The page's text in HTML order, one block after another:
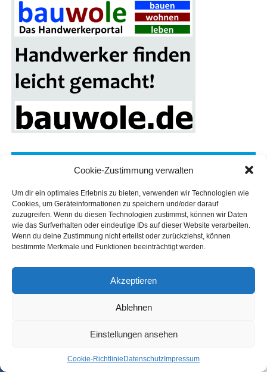
Cookie-Zustimmung verwalten
Um dir ein optimales Erlebnis zu bieten, verwenden wir Technologien wie
Cookies, um Geräteinformationen zu speichern und/oder darauf
zuzugreifen. Wenn du diesen Technologien zustimmst, können wir Daten
wie das Surfverhalten oder eindeutige IDs auf dieser Website verarbeiten.
Wenn du deine Zustimmung nicht erteilst oder zurückziehst, können
bestimmte Merkmale und Funktionen beeinträchtigt werden.
Akzeptieren
Ablehnen
Einstellungen ansehen
Coo­kie-Richt­li­nie Daten­schutz Impres­sum
SHARE TWEET
Regi­on am bes­ten passt? Erfah­re­ne Rei­se-Exper­ten
unter­stüt­zen ger­ne bei der Aus­wahl. Die Pro­fis von
land PRO­FiL Rei­senken­nen die bes­ten Fami­li­en­ho­tels
per­sön­lich und bera­ten indi­vi­du­ell zu kin­der­freund­li­chen
Anla­gen, opti­ma­len Flug­zei­ten und fle­xi­blen
Tarifoptionen.
Besu­chen Sie die Rei­se-Exper­ten vor Ort in den
Filialen: